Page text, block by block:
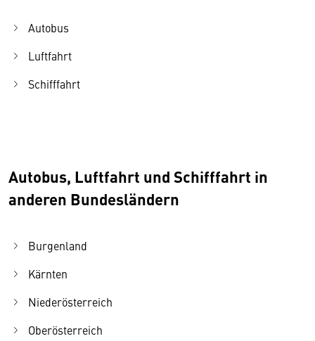
Autobus
Luftfahrt
Schifffahrt
Autobus, Luftfahrt und Schifffahrt in
anderen Bundesländern
Burgenland
Kärnten
Niederösterreich
Oberösterreich